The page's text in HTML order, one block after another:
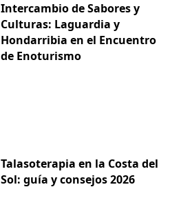
Intercambio de Sabores y
Culturas: Laguardia y
Hondarribia en el Encuentro
de Enoturismo
Talasoterapia en la Costa del
Sol: guía y consejos 2026